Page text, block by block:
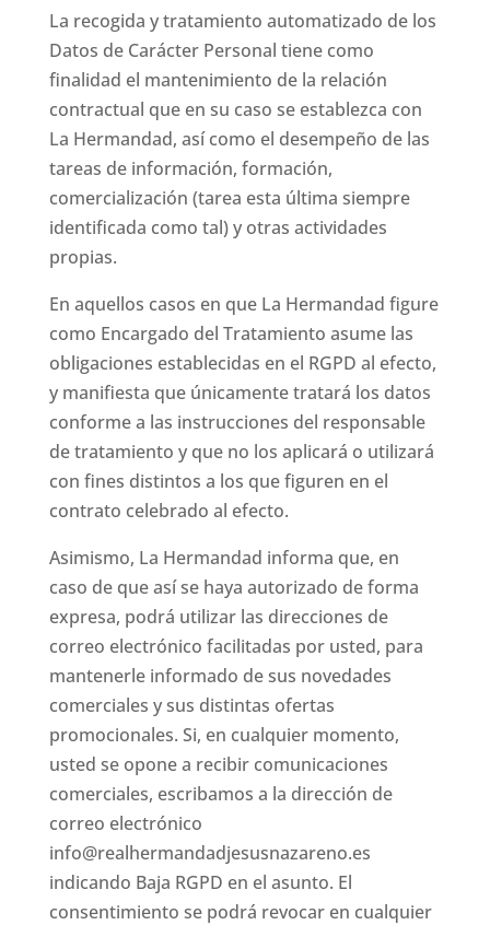
La recogida y tratamiento automatizado de los
Datos de Carácter Personal tiene como
finalidad el mantenimiento de la relación
contractual que en su caso se establezca con
La Hermandad, así como el desempeño de las
tareas de información, formación,
comercialización (tarea esta última siempre
identificada como tal) y otras actividades
propias.
En aquellos casos en que La Hermandad figure
como Encargado del Tratamiento asume las
obligaciones establecidas en el RGPD al efecto,
y manifiesta que únicamente tratará los datos
conforme a las instrucciones del responsable
de tratamiento y que no los aplicará o utilizará
con fines distintos a los que figuren en el
contrato celebrado al efecto.
Asimismo, La Hermandad informa que, en
caso de que así se haya autorizado de forma
expresa, podrá utilizar las direcciones de
correo electrónico facilitadas por usted, para
mantenerle informado de sus novedades
comerciales y sus distintas ofertas
promocionales. Si, en cualquier momento,
usted se opone a recibir comunicaciones
comerciales, escribamos a la dirección de
correo electrónico
info@realhermandadjesusnazareno.es
indicando Baja RGPD en el asunto. El
consentimiento se podrá revocar en cualquier